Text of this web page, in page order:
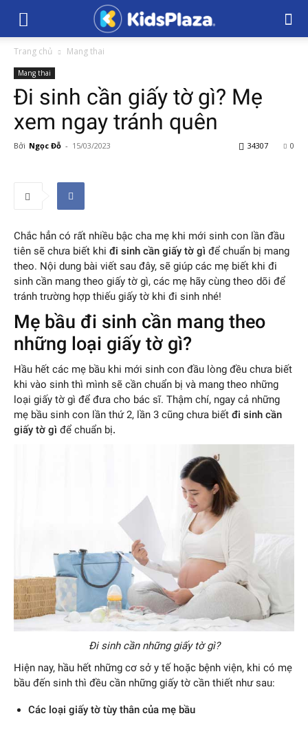
Trang chủ Mang thai
Mang thai
Đi sinh cần giấy tờ gì? Mẹ
xem ngay tránh quên
Bởi Ngọc Đỗ - 15/03/2023 0
34307
Chắc hẳn có rất nhiều bậc cha mẹ khi mới sinh con lần đầu
tiên sẽ chưa biết khi đi sinh cần giấy tờ gì để chuẩn bị mang
theo. Nội dung bài viết sau đây, sẽ giúp các mẹ biết khi đi
sinh cần mang theo giấy tờ gì, các mẹ hãy cùng theo dõi để
tránh trường hợp thiếu giấy tờ khi đi sinh nhé!
Mẹ bầu đi sinh cần mang theo
những loại giấy tờ gì?
Hầu hết các mẹ bầu khi mới sinh con đầu lòng đều chưa biết
khi vào sinh thì mình sẽ cần chuẩn bị và mang theo những
loại giấy tờ gì để đưa cho bác sĩ. Thậm chí, ngay cả những
mẹ bầu sinh con lần thứ 2, lần 3 cũng chưa biết đi sinh cần
giấy tờ gì để chuẩn bị.
Đi sinh cần những giấy tờ gì?
Hiện nay, hầu hết những cơ sở y tế hoặc bệnh viện, khi có mẹ
bầu đến sinh thì đều cần những giấy tờ cần thiết như sau:
Các loại giấy tờ tùy thân của mẹ bầu